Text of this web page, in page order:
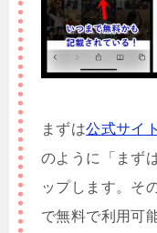
まずは公式サイト
のように「まず
ップします。そ
で無料で利用可